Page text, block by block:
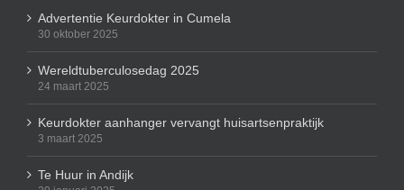
Advertentie Keurdokter in Cumela
30 oktober 2025
Wereldtuberculosedag 2025
24 maart 2025
Keurdokter aanhanger vervangt huisartsenpraktijk
3 maart 2025
Te Huur in Andijk